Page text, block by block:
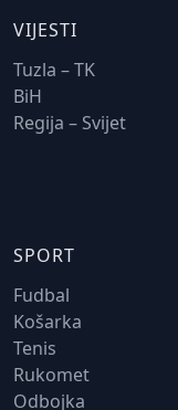
VIJESTI
Tuzla – TK
BiH
Regija – Svijet
SPORT
Fudbal
Košarka
Tenis
Rukomet
Odbojka